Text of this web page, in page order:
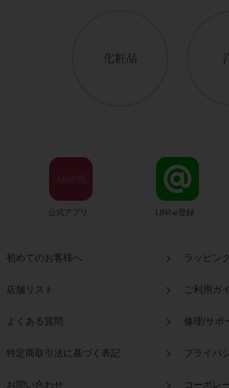
公式アプリ LINE@登録
初めてのお客様へ ラッピン
店舗リスト ご利用ガ
よくある質問 修理/サポ
特定商取引法に基づく表記 プライバ
お問い合わせ コーポレ